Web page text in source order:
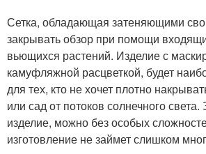
Сетка, обладающая затеняющими
закрывать обзор при помощи
вьющихся растений. Изделие с
камуфляжной расцветкой, будет
для тех, кто не хочет плотно
или сад от потоков солнечного
изделие, можно без особых
изготовление не займет слишком